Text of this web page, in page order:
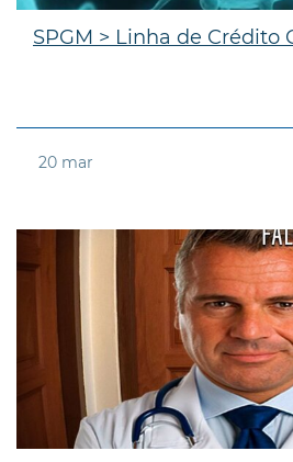
SPGM > Linha de Crédito
20 mar